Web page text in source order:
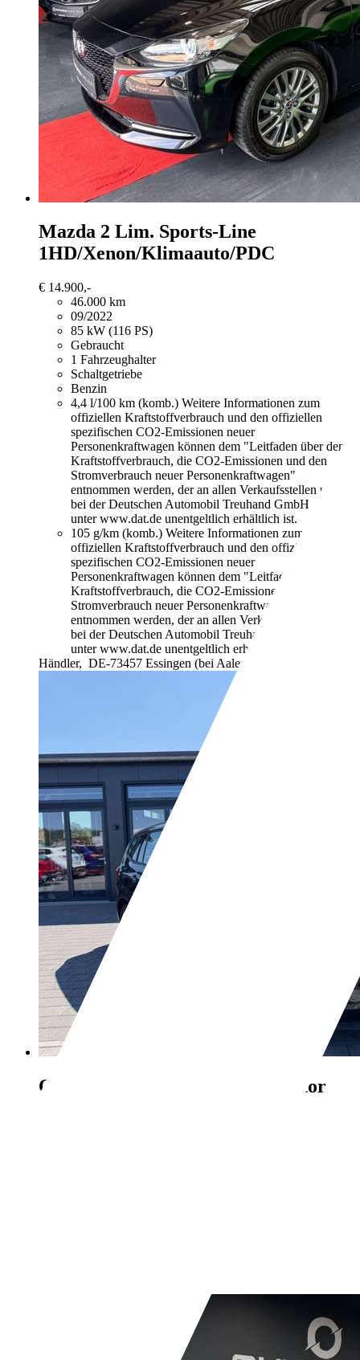
Mazda 2 Lim. Sports-Line
1HD/Xenon/Klimaauto/PDC
€ 14.900,-
46.000 km
09/2022
85 kW (116 PS)
Gebraucht
1 Fahrzeughalter
Schaltgetriebe
Benzin
4,4 l/100 km (komb.) Weitere Informationen zum
offiziellen Kraftstoffverbrauch und den offiziellen
spezifischen CO2-Emissionen neuer
Personenkraftwagen können dem "Leitfaden über den
Kraftstoffverbrauch, die CO2-Emissionen und den
Stromverbrauch neuer Personenkraftwagen"
entnommen werden, der an allen Verkaufsstellen und
bei der Deutschen Automobil Treuhand GmbH
unter www.dat.de unentgeltlich erhältlich ist.
105 g/km (komb.) Weitere Informationen zum
offiziellen Kraftstoffverbrauch und den offiziellen
spezifischen CO2-Emissionen neuer
Personenkraftwagen können dem "Leitfaden über den
Kraftstoffverbrauch, die CO2-Emissionen und den
Stromverbrauch neuer Personenkraftwagen"
entnommen werden, der an allen Verkaufsstellen und
bei der Deutschen Automobil Treuhand GmbH
unter www.dat.de unentgeltlich erhältlich ist.
Händler, DE-73457 Essingen (bei Aalen)
Opel Zafira
C Tourer Style*Motor